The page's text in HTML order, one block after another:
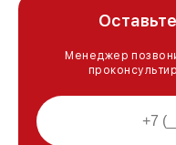
Менеджер